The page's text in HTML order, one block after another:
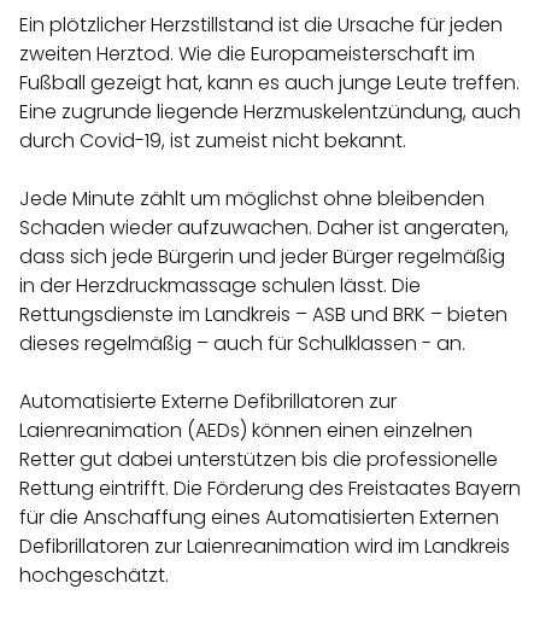
Ein plötzlicher Herzstillstand ist die Ursache für jeden
zweiten Herztod. Wie die Europameisterschaft im
Fußball gezeigt hat, kann es auch junge Leute treffen.
Eine zugrunde liegende Herzmuskelentzündung, auch
durch Covid-19, ist zumeist nicht bekannt.
Jede Minute zählt um möglichst ohne bleibenden
Schaden wieder aufzuwachen. Daher ist angeraten,
dass sich jede Bürgerin und jeder Bürger regelmäßig
in der Herzdruckmassage schulen lässt. Die
Rettungsdienste im Landkreis – ASB und BRK – bieten
dieses regelmäßig – auch für Schulklassen - an.
Automatisierte Externe Defibrillatoren zur
Laienreanimation (AEDs) können einen einzelnen
Retter gut dabei unterstützen bis die professionelle
Rettung eintrifft. Die Förderung des Freistaates Bayern
für die Anschaffung eines Automatisierten Externen
Defibrillatoren zur Laienreanimation wird im Landkreis
hochgeschätzt.